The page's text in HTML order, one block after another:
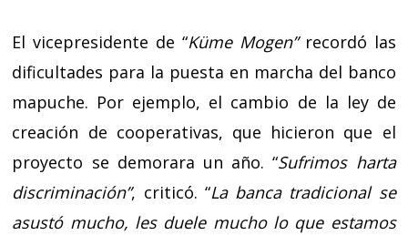
El vicepresidente de “Küme Mogen”recordó las
dificultades para la puesta en marcha del banco
mapuche. Por ejemplo, el cambio de la ley de
creación de cooperativas, que hicieron que el
proyecto se demorara un año. “Sufrimos harta
discriminación”, criticó. “La banca tradicional se
asustó mucho, les duele mucho lo que estamos